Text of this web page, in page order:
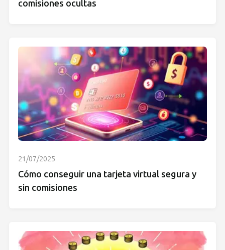
comisiones ocultas
21/07/2025
Cómo conseguir una tarjeta virtual segura y
sin comisiones